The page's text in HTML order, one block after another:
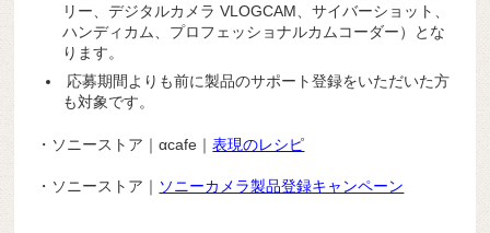
リー、デジタルカメラ VLOGCAM、サイバーショット、
ハンディカム、プロフェッショナルカムコーダー）とな
ります。
応募期間よりも前に製品のサポート登録をいただいた方
も対象です。
・ソニーストア｜αcafe｜表現のレシピ
・ソニーストア｜ ソニーカメラ製品登録キャンペーン